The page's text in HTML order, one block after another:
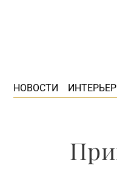
НОВОСТИ